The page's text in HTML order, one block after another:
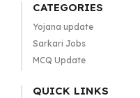
CATEGORIES
Yojana update
Sarkari Jobs
MCQ Update
QUICK LINKS